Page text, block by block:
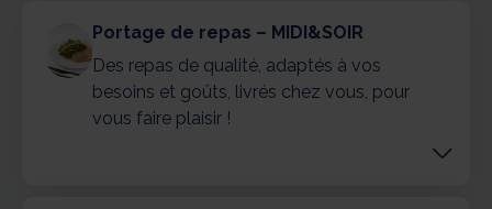
Portage de repas – MIDI&SOIR
Des repas de qualité, adaptés à vos
besoins et goûts, livrés chez vous, pour
vous faire plaisir !